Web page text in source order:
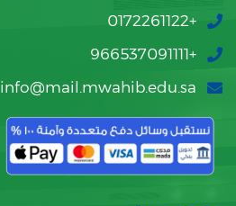
+0172261122
+966537091111
info@mail.mwahib.edu.sa